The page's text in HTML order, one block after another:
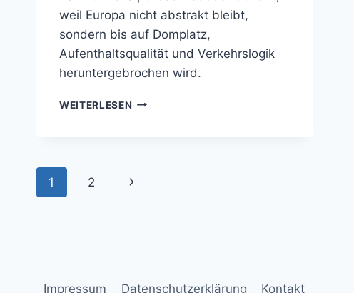
weil Europa nicht abstrakt bleibt,
sondern bis auf Domplatz,
Aufenthaltsqualität und Verkehrslogik
heruntergebrochen wird.
WEITERLESEN ÖFFENTLICHER
Seitennavigation
1 2
Nächste
Impressum Datenschutzerklärung Kontakt